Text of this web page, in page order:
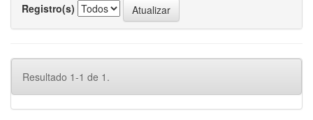
Registro(s)
Resultado 1-1 de 1.